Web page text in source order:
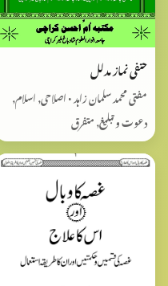
حنفی نماز مدلل
مفتی محمد سلمان زاہد • اصلاحی, اسلام,
دعوت و تبلیغ, متفرق